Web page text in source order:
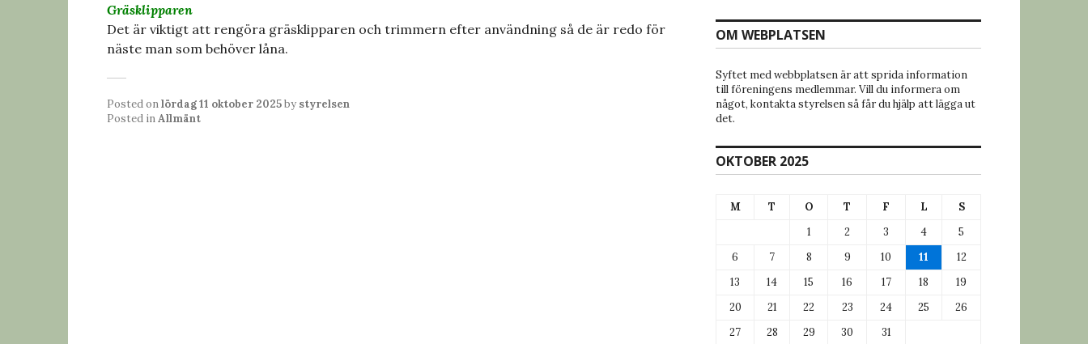
Gräsklipparen
Det är viktigt att rengöra gräsklipparen och trimmern efter användning så de är redo för
näste man som behöver låna.
Posted onlördag 11 oktober 2025by styrelsen
Posted inAllmänt
OM WEBPLATSEN
Syftet med webbplatsen är att sprida information
till föreningens medlemmar. Vill du informera om
något, kontakta styrelsen så får du hjälp att lägga ut
det.
OKTOBER 2025
M T O T F L
S
1
2 3 4
5
6
7 8 9 10 11
12
13
14 15 16 17 18
19
20
21 22 23 24 25
26
27
28 29 30 31